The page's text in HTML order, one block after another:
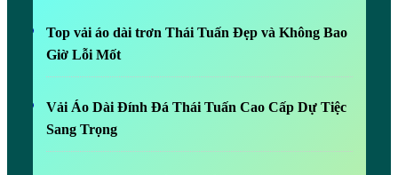
Top vải áo dài trơn Thái Tuấn Đẹp và Không Bao
Giờ Lỗi Mốt
Vải Áo Dài Đính Đá Thái Tuấn Cao Cấp Dự Tiệc
Sang Trọng